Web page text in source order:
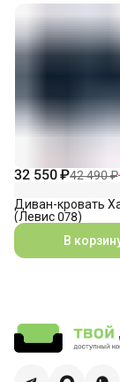
32 550 ₽42 490 ₽
Диван-кровать
(Левис 078)
В